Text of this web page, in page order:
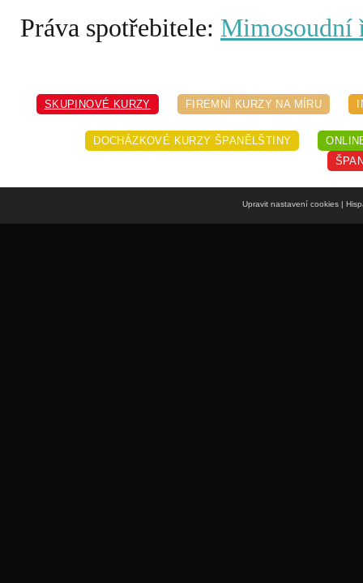
Práva spotřebitele: Mimosoudní
SKUPINOVÉ KURZY FIREMNÍ KURZY NA MÍRU
DOCHÁZKOVÉ KURZY ŠPANĚLŠTINY
Upravit nastavení cookies|